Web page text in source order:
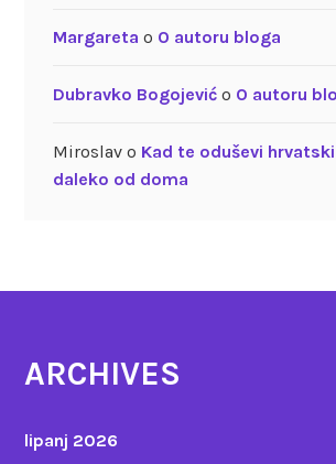
Margareta o O autoru bloga
Dubravko Bogojevićo O autoru
Miroslavo Kad te oduševi
daleko od doma
ARCHIVES
lipanj 2026